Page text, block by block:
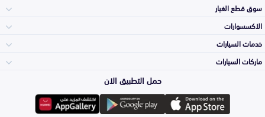
سوق قطع الغيار
المكائن، القيرات
وملحقاتها
الاكسسوارات
لوازم الرحلات
خدمات السيارات
الأكثر مبيعاً
ماركات السيارات
تويوتا
حمل التطبيق الان